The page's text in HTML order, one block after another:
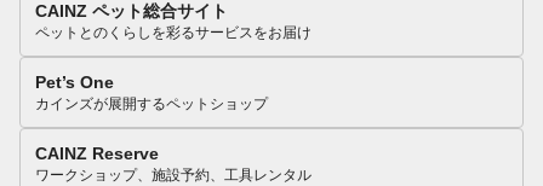
CAINZ ペット総合サイト
ペットとのくらしを彩るサービスをお届け
Pet’s One
カインズが展開するペットショップ
CAINZ Reserve
ワークショップ、施設予約、工具レンタル